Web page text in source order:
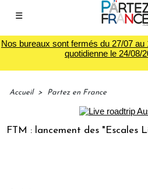
☰
Nos bureaux sont fermés du 27/07
quotidienne le 24/08/
Accueil > Partez en France
lancement des "Escales